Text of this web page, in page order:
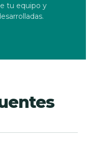
tu equipo y